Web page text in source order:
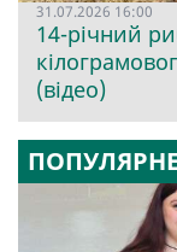
31.07.2026 16:00
14-річний
(відео)